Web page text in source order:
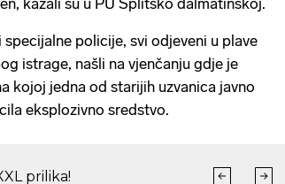
kazali su u PU Splitsko dalmatinskoj.
specijalne policije, svi odjeveni u plave
istrage, našli na vjenčanju gdje je
kojoj jedna od starijih uzvanica javno
eksplozivno sredstvo.